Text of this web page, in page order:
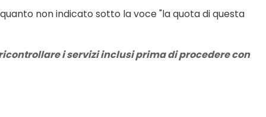
non indicato sotto la voce "la quota di questa
i servizi inclusi prima di procedere con